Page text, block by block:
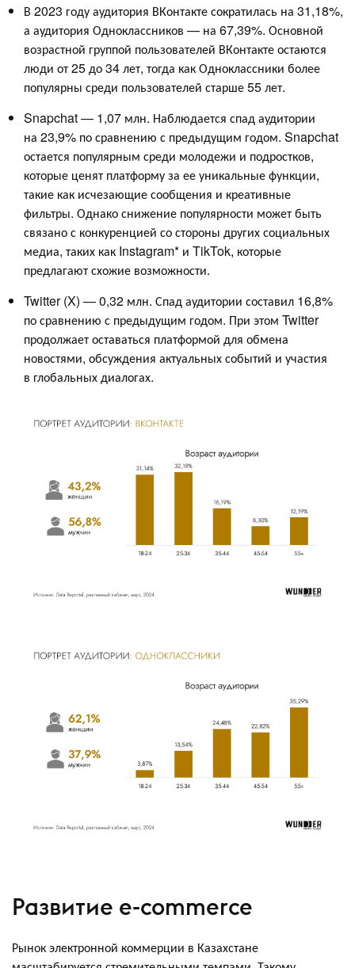
В 2023 году аудитория ВКонтакте сократилась на 31,18%,
а аудитория Одноклассников — на 67,39%. Основной
возрастной группой пользователей ВКонтакте остаются
люди от 25 до 34 лет, тогда как Одноклассники более
популярны среди пользователей старше 55 лет.
Snapchat — 1,07 млн. Наблюдается спад аудитории
на 23,9% по сравнению с предыдущим годом. Snapchat
остается популярным среди молодежи и подростков,
которые ценят платформу за ее уникальные функции,
такие как исчезающие сообщения и креативные
фильтры. Однако снижение популярности может быть
связано с конкуренцией со стороны других социальных
медиа, таких как Instagram* и TikTok, которые
предлагают схожие возможности.
Twitter (X) — 0,32 млн. Спад аудитории составил 16,8%
по сравнению с предыдущим годом. При этом Twitter
продолжает оставаться платформой для обмена
новостями, обсуждения актуальных событий и участия
в глобальных диалогах.
Развитие e-commerce
Рынок электронной коммерции в Казахстане